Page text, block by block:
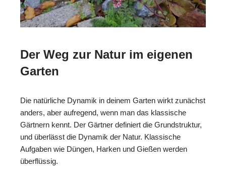
Der Weg zur Natur im eigenen
Garten
Die natürliche Dynamik in deinem Garten wirkt zunächst
anders, aber aufregend, wenn man das klassische
Gärtnern kennt. Der Gärtner definiert die Grundstruktur,
und überlässt die Dynamik der Natur. Klassische
Aufgaben wie Düngen, Harken und Gießen werden
überflüssig.